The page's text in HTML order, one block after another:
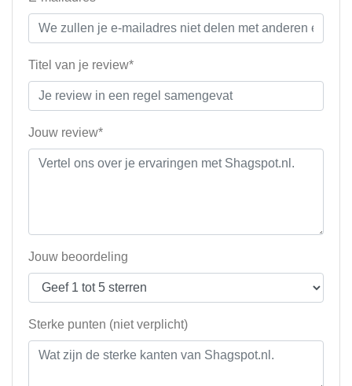
Titel van je review*
Jouw review*
Jouw beoordeling
Sterke punten (niet verplicht)